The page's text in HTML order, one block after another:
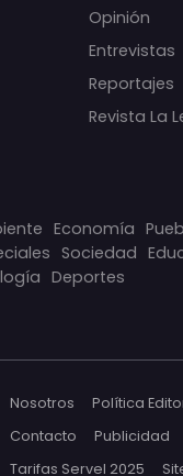
Opinión
Entrevistas
Reportajes
Revista La
Economía
Sociedad
Deportes
Nosotros
Política
Contacto
Publicidad
Tarifas Servel 2025